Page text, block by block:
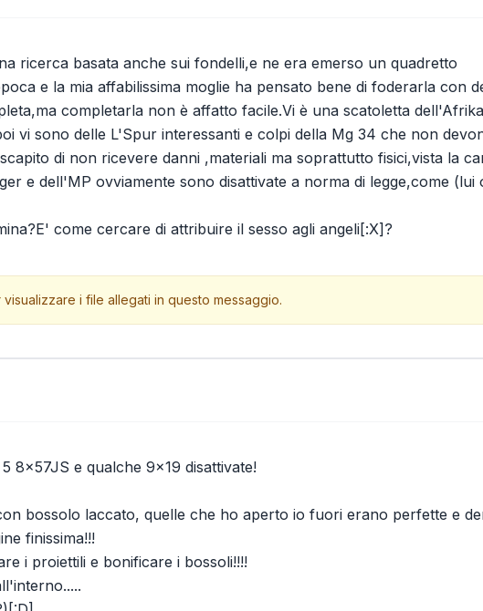
ricerca basata anche sui fondelli,e ne era emerso un quadretto
e la mia affabilissima moglie ha pensato bene di foderarla con
completarla non è affatto facile.Vi è una scatoletta
vi sono delle L'Spur interessanti e colpi della Mg 34 che non
di non ricevere danni ,materiali ma soprattutto fisici,vista la
e dell'MP ovviamente sono disattivate a norma di legge,come (lui
come cercare di attribuire il sesso agli angeli[:X]?
i file allegati in questo messaggio.
8x57JS e qualche 9x19 disattivate!
bossolo laccato, quelle che ho aperto io fuori erano perfette e
finissima!!!
i proiettili e bonificare i bossoli!!!!